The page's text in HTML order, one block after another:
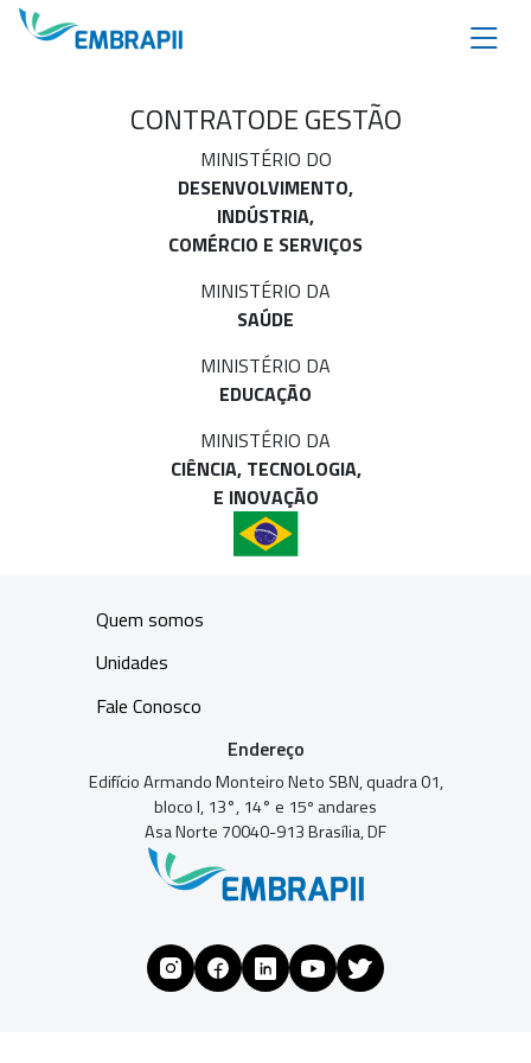
CONTRATODE GESTÃO
MINISTÉRIO DO
DESENVOLVIMENTO,
INDÚSTRIA,
COMÉRCIO E SERVIÇOS
MINISTÉRIO DA
SAÚDE
MINISTÉRIO DA
EDUCAÇÃO
MINISTÉRIO DA
CIÊNCIA, TECNOLOGIA,
E INOVAÇÃO
Quem somos
Unidades
Fale Conosco
Endereço
Edifício Armando Monteiro Neto SBN, quadra 01,
bloco I, 13°, 14° e 15º andares
Asa Norte 70040-913 Brasília, DF